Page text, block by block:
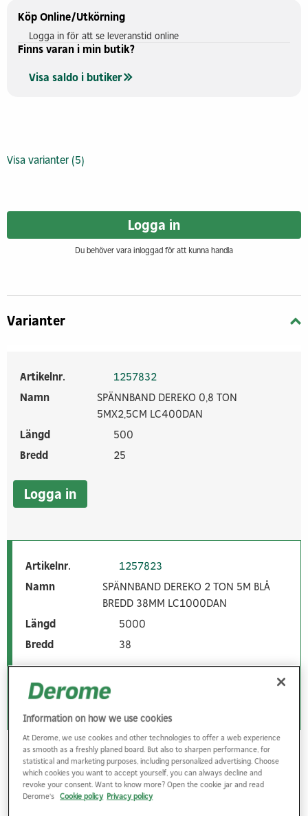
Köp Online/Utkörning
Logga in för att se leveranstid online
Finns varan i min butik?
Visa saldo i butiker
Visa varianter (5)
Logga in
Du behöver vara inloggad för att kunna handla
Varianter
Artikelnr.
1257832
Namn
SPÄNNBAND DEREKO 0,8 TON
5MX2,5CM LC400DAN
Längd
500
Bredd
25
Logga in
Artikelnr.
1257823
Namn
SPÄNNBAND DEREKO 2 TON 5M BLÅ
BREDD 38MM LC1000DAN
Längd
5000
Bredd
38
Logga in
Artikelnr.
1257824
Namn
SPÄNNBAND DEREKO 4 TON 10M GRÖN
BREDD 50MM LC2000DAN
Information on how we use cookies
At Derome, we use cookies and other technologies to offer a web experience
as smooth as a freshly planed board. But also to sharpen performance, for
statistical and marketing purposes, including personalized advertising. Choose
which cookies you want to accept yourself, you can always decline and
revoke your consent. Want to know more? Open the cookie jar and read
Derome's Cookie policy Privacy policy